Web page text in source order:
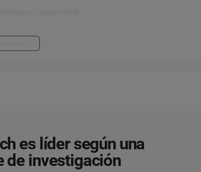
es líder según una
de investigación